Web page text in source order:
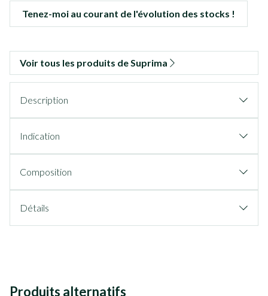
Tenez-moi au courant de l'évolution des stocks !
Voir tous les produits de Suprima
Description
Indication
Composition
Détails
Produits alternatifs